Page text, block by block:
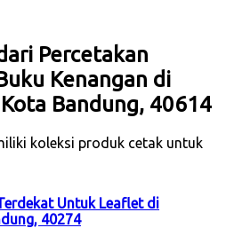
Percetakan
Kenangan di
Bandung, 40614
koleksi produk cetak untuk
Untuk Leaflet di
40274